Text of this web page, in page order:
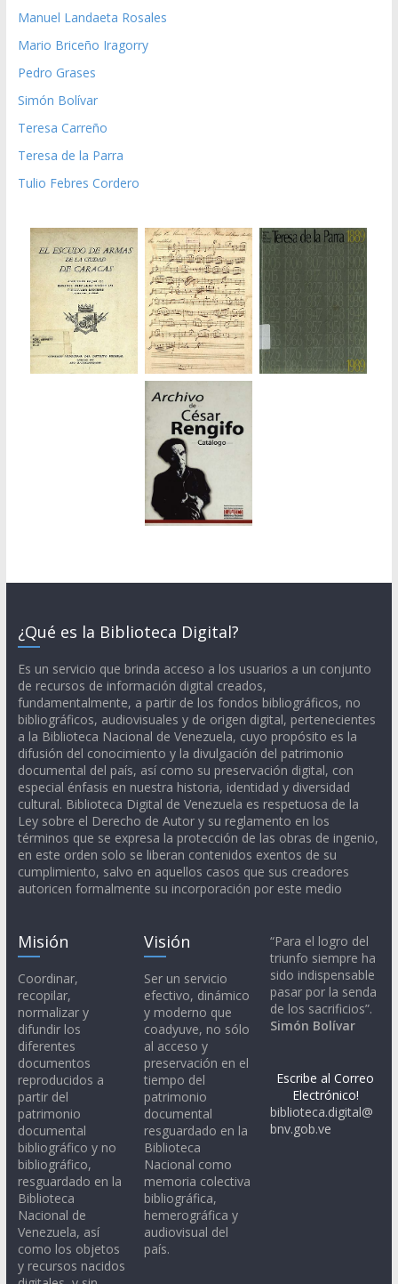
Manuel Landaeta Rosales
Mario Briceño Iragorry
Pedro Grases
Simón Bolívar
Teresa Carreño
Teresa de la Parra
Tulio Febres Cordero
¿Qué es la Biblioteca Digital?
Es un servicio que brinda acceso a los usuarios a un conjunto
de recursos de información digital creados,
fundamentalmente, a partir de los fondos bibliográficos, no
bibliográficos, audiovisuales y de origen digital, pertenecientes
a la Biblioteca Nacional de Venezuela, cuyo propósito es la
difusión del conocimiento y la divulgación del patrimonio
documental del país, así como su preservación digital, con
especial énfasis en nuestra historia, identidad y diversidad
cultural. Biblioteca Digital de Venezuela es respetuosa de la
Ley sobre el Derecho de Autor y su reglamento en los
términos que se expresa la protección de las obras de ingenio,
en este orden solo se liberan contenidos exentos de su
cumplimiento, salvo en aquellos casos que sus creadores
autoricen formalmente su incorporación por este medio
Misión
Coordinar,
recopilar,
normalizar y
difundir los
diferentes
documentos
reproducidos a
partir del
patrimonio
documental
bibliográfico y no
bibliográfico,
resguardado en la
Biblioteca
Nacional de
Venezuela, así
como los objetos
y recursos nacidos
Visión
Ser un servicio
efectivo, dinámico
y moderno que
coadyuve, no sólo
al acceso y
preservación en el
tiempo del
patrimonio
documental
resguardado en la
Biblioteca
Nacional como
memoria colectiva
bibliográfica,
hemerográfica y
audiovisual del
país.
“Para el logro del
triunfo siempre ha
sido indispensable
pasar por la senda
de los sacrificios”.
Simón Bolívar
Escribe al Correo
Electrónico!
biblioteca.digital@
bnv.gob.ve